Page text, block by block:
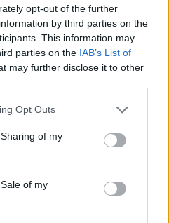
opt-out of the further
by third parties on the
This information may
parties on the IAB’s List of
may further disclose it to other
Opt Outs
of my
of my
la méditation, la respiration
aider à calmer l’esprit et
de caféine et d’alcool en
en magnésium,
légumes verts, qui